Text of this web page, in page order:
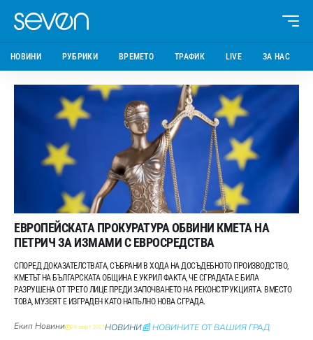
НОВИНИ РУБРИКИ ВРЕМЕТО ТРАФИК LIVE ЗА НАС
ЕВРОПЕЙСКАТА ПРОКУРАТУРА ОБВИНИ КМЕТА НА
ПЕТРИЧ ЗА ИЗМАМИ С ЕВРОСРЕДСТВА
СПОРЕД ДОКАЗАТЕЛСТВАТА, СЪБРАНИ В ХОДА НА ДОСЪДЕБНОТО ПРОИЗВОДСТВО,
КМЕТЪТ НА БЪЛГАРСКАТА ОБЩИНА Е УКРИЛ ФАКТА, ЧЕ СГРАДАТА Е БИЛА
РАЗРУШЕНА ОТ ТРЕТО ЛИЦЕ ПРЕДИ ЗАПОЧВАНЕТО НА РЕКОНСТРУКЦИЯТА. ВМЕСТО
ТОВА, МУЗЕЯТ Е ИЗГРАДЕН КАТО НАПЪЛНО НОВА СГРАДА.
Екип Новини 26 март 2025НОВИНИ📰 НОВИНИТЕ ОТ ВАШИЯ ГРАД